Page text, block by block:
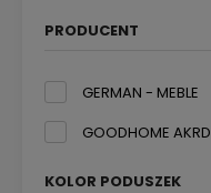
PRODUCENT
GERMAN - MEBLE
GOODHOME AKRD
KOLOR PODUSZEK